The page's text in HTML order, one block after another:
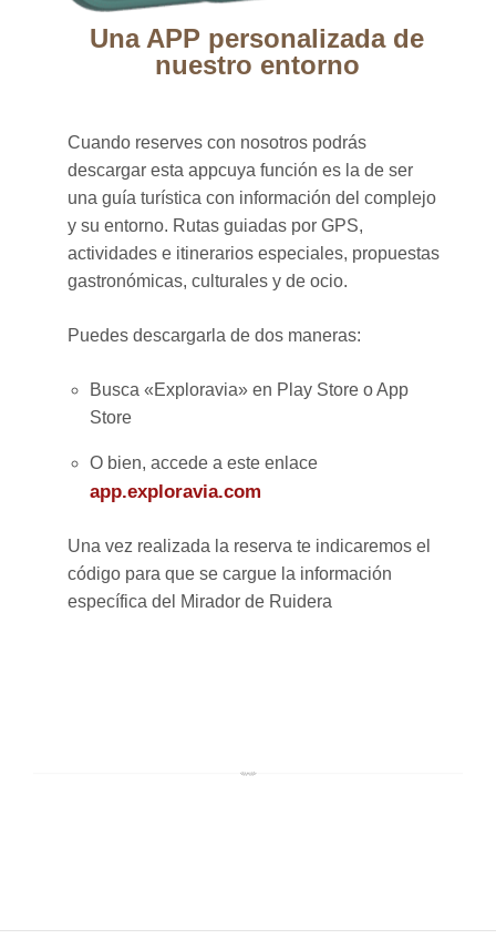
Una APP personalizada de
nuestro entorno
Cuando reserves con nosotros podrás
descargar esta appcuya función es la de ser
una guía turística con información del complejo
y su entorno. Rutas guiadas por GPS,
actividades e itinerarios especiales, propuestas
gastronómicas, culturales y de ocio.
Puedes descargarla de dos maneras:
Busca «Exploravia» en Play Store o App
Store
O bien, accede a este enlace
app.exploravia.com
Una vez realizada la reserva te indicaremos el
código para que se cargue la información
específica del Mirador de Ruidera